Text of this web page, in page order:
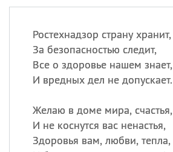
Ростехнадзор страну хранит,
За безопасностью следит,
Все о здоровье нашем знает,
И вредных дел не допускает.
Желаю в доме мира, счастья,
И не коснутся вас ненастья,
Здоровья вам, любви, тепла,